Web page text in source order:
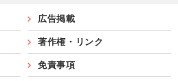
広告掲載
著作権・リンク
免責事項